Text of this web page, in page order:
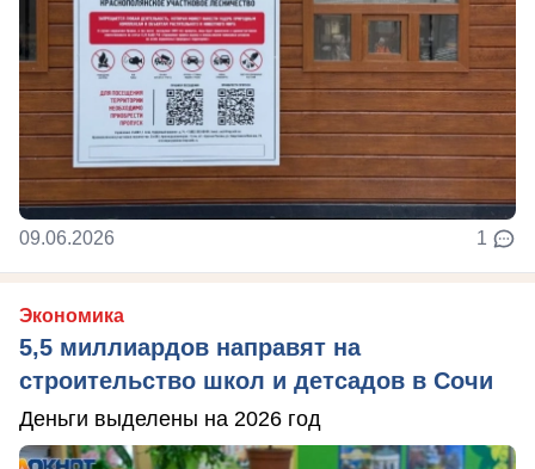
09.06.2026 1
Экономика
5,5 миллиардов направят на
строительство школ и детсадов в Сочи
Деньги выделены на 2026 год